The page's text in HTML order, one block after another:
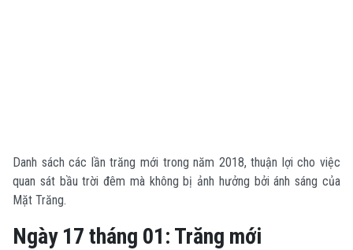
Danh sách các lần trăng mới trong năm 2018, thuận lợi cho việc
quan sát bầu trời đêm mà không bị ảnh hưởng bởi ánh sáng của
Mặt Trăng.
Ngày 17 tháng 01: Trăng mới